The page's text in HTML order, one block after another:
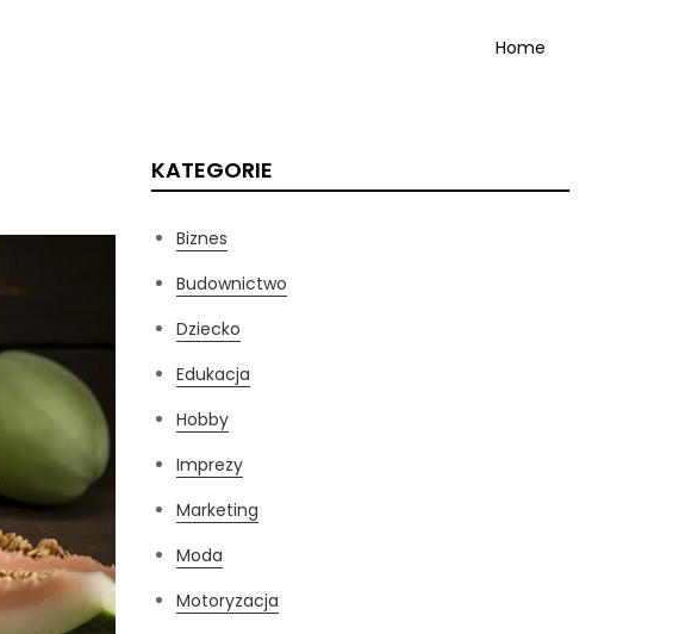
Home
KATEGORIE
Biznes
Budownictwo
Dziecko
Edukacja
Hobby
Imprezy
Marketing
Moda
Motoryzacja